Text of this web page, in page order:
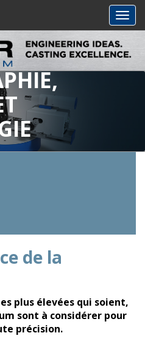
de la
plus élevées qui soient,
sont à considérer pour
précision.